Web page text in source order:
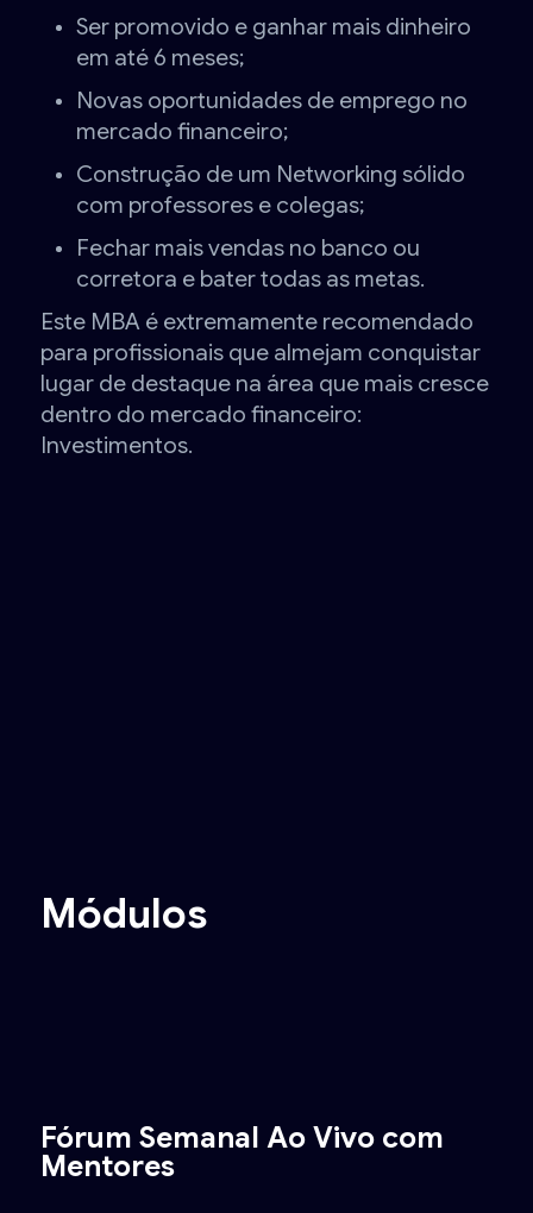
Ser promovido e ganhar mais dinheiro
em até 6 meses;
Novas oportunidades de emprego no
mercado financeiro;
Construção de um Networking sólido
com professores e colegas;
Fechar mais vendas no banco ou
corretora e bater todas as metas.
Este MBA é extremamente recomendado
para profissionais que almejam conquistar
lugar de destaque na área que mais cresce
dentro do mercado financeiro:
Investimentos.
Módulos
Fórum Semanal Ao Vivo com
Mentores